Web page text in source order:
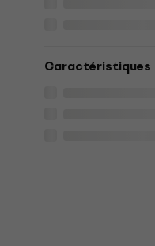
Caractéristiques